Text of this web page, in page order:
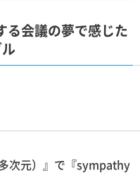
会議の夢で感じた
次元）』で『sympathy